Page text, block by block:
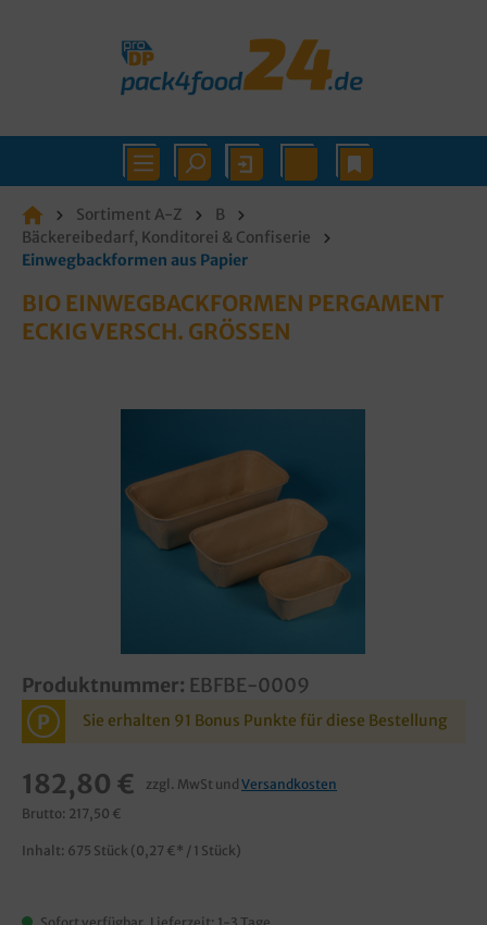
Sortiment A-Z
B
Bäckereibedarf, Konditorei & Confiserie
Einwegbackformen aus Papier
BIO EINWEGBACKFORMEN PERGAMENT
ECKIG VERSCH. GRÖSSEN
Produktnummer: EBFBE-0009
P Sie erhalten 91 Bonus Punkte für diese Bestellung
182,80 € zzgl. MwSt und Versandkosten
Brutto: 217,50 €
Inhalt: 675 Stück (0,27 €* / 1 Stück)